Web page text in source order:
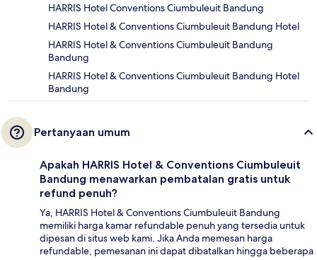
HARRIS Hotel Conventions Ciumbuleuit Bandung
HARRIS Hotel & Conventions Ciumbuleuit Bandung Hotel
HARRIS Hotel & Conventions Ciumbuleuit Bandung
Bandung
HARRIS Hotel & Conventions Ciumbuleuit Bandung Hotel
Bandung
Pertanyaan umum
Apakah HARRIS Hotel & Conventions Ciumbuleuit
Bandung menawarkan pembatalan gratis untuk
refund penuh?
Ya, HARRIS Hotel & Conventions Ciumbuleuit Bandung
memiliki harga kamar refundable penuh yang tersedia untuk
dipesan di situs web kami. Jika Anda memesan harga
refundable, pemesanan ini dapat dibatalkan hingga beberapa